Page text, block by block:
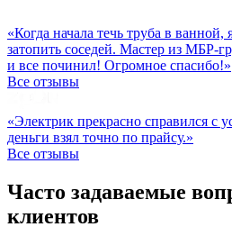
«Когда начала течь труба в ванной,
затопить соседей. Мастер из МБР-
и все починил! Огромное спасибо!»
Все отзывы
«Электрик прекрасно справился с
деньги взял точно по прайсу.»
Все отзывы
Часто задаваемые
клиентов